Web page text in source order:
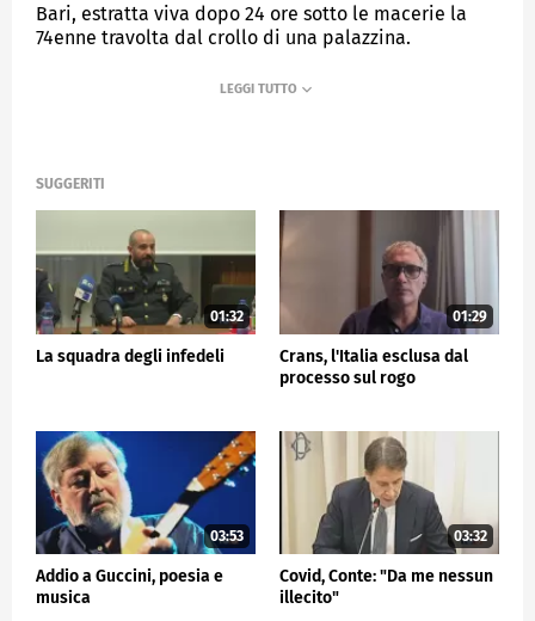
Bari, estratta viva dopo 24 ore sotto le macerie la
74enne travolta dal crollo di una palazzina.
SUGGERITI
01:32
La squadra degli infedeli
01:29
Crans, l'Italia esclusa dal
processo sul rogo
03:53
Addio a Guccini, poesia e
musica
03:32
Covid, Conte: "Da me nessun
illecito"